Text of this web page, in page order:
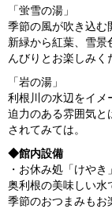
「蛍雪の湯」
季節の風が吹き込む
新緑から紅葉、雪
んびりとお楽しみく
「岩の湯」
利根川の水辺をイメ
迫力のある雰囲気と
されてみては。
◆館内設備
・お休み処「けや
奥利根の美味しい水
季節のおつまみもお